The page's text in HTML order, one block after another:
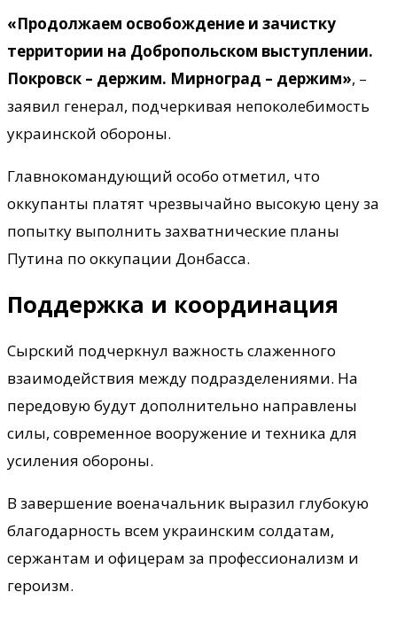
«Продолжаем освобождение и зачистку
территории на Добропольском выступлении.
Покровск – держим. Мирноград – держим», –
заявил генерал, подчеркивая непоколебимость
украинской обороны.
Главнокомандующий особо отметил, что
оккупанты платят чрезвычайно высокую цену за
попытку выполнить захватнические планы
Путина по оккупации Донбасса.
Поддержка и координация
Сырский подчеркнул важность слаженного
взаимодействия между подразделениями. На
передовую будут дополнительно направлены
силы, современное вооружение и техника для
усиления обороны.
В завершение военачальник выразил глубокую
благодарность всем украинским солдатам,
сержантам и офицерам за профессионализм и
героизм.